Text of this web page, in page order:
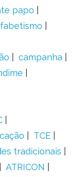
papo
campanha
TCE
tradicionais
ATRICON